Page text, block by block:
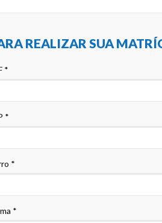
REALIZAR SUA
*
*
*
*